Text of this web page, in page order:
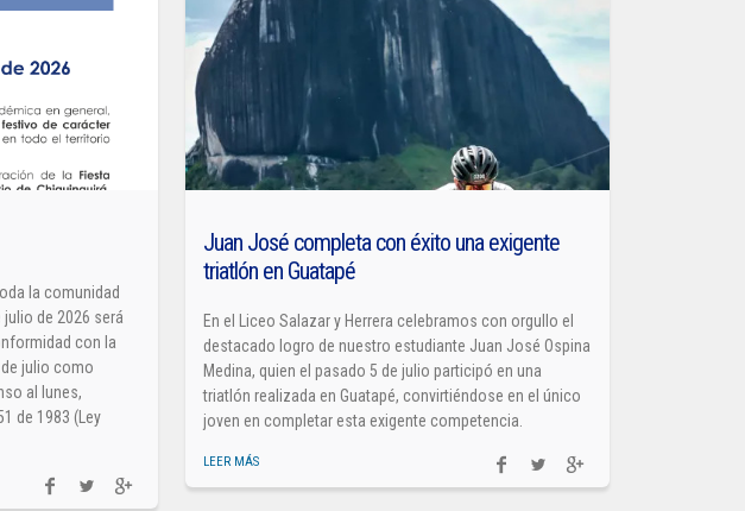
la comunidad
de 2026 será
con la
de julio como
al lunes,
de 1983 (Ley
Juan José completa con éxito una exigente
triatlón en Guatapé
En el Liceo Salazar y Herrera celebramos con orgullo el
destacado logro de nuestro estudiante Juan José Ospina
Medina, quien el pasado 5 de julio participó en una
triatlón realizada en Guatapé, convirtiéndose en el único
joven en completar esta exigente competencia.
LEER MÁS